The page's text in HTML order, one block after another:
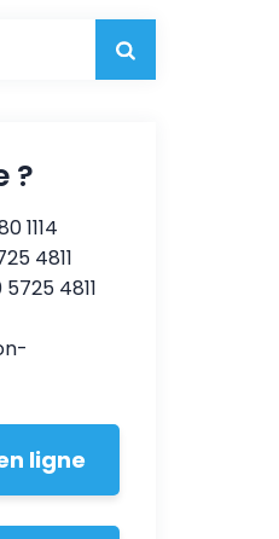
?
1114
4811
5725 4811
ligne